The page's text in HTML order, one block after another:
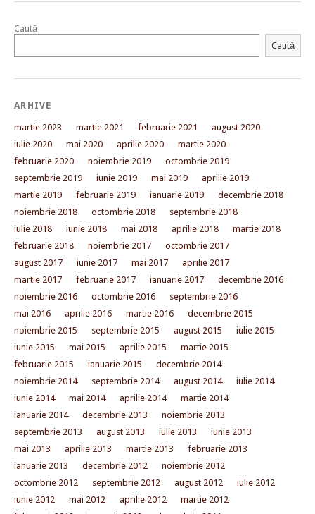
Caută
Caută
ARHIVE
martie 2023 martie 2021 februarie 2021
august 2020
iulie 2020
mai 2020 aprilie 2020
martie 2020
februarie 2020
noiembrie 2019
octombrie 2019
septembrie 2019
iunie 2019 mai 2019
aprilie 2019
martie 2019
februarie 2019 ianuarie 2019
decembrie 2018
noiembrie 2018
octombrie 2018
septembrie 2018
iulie 2018
iunie 2018 mai 2018 aprilie 2018
martie 2018
februarie 2018
noiembrie 2017
octombrie 2017
august 2017
iunie 2017 mai 2017
aprilie 2017
martie 2017
februarie 2017 ianuarie 2017
decembrie 2016
noiembrie 2016
octombrie 2016
septembrie 2016
mai 2016
aprilie 2016 martie 2016
decembrie 2015
noiembrie 2015
septembrie 2015 august 2015
iulie 2015
iunie 2015
mai 2015 aprilie 2015
martie 2015
februarie 2015
ianuarie 2015
decembrie 2014
noiembrie 2014
septembrie 2014 august 2014
iulie 2014
iunie 2014
mai 2014 aprilie 2014
martie 2014
ianuarie 2014
decembrie 2013
noiembrie 2013
septembrie 2013
august 2013 iulie 2013
iunie 2013
mai 2013
aprilie 2013 martie 2013
februarie 2013
ianuarie 2013
decembrie 2012
noiembrie 2012
octombrie 2012
septembrie 2012 august 2012
iulie 2012
iunie 2012
mai 2012 aprilie 2012
martie 2012